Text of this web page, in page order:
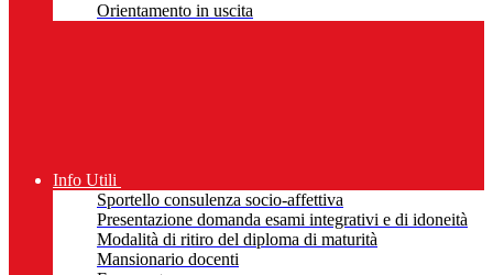
Orientamento in uscita
Info Utili
Sportello consulenza socio-affettiva
Presentazione domanda esami integrativi e di idoneità
Modalità di ritiro del diploma di maturità
Mansionario docenti